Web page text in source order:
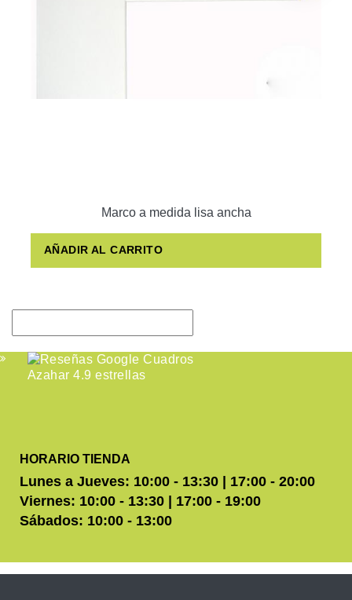
Marco a medida lisa ancha
AÑADIR AL CARRITO
HORARIO TIENDA
Lunes a Jueves: 10:00 - 13:30 | 17:00 - 20:00
Viernes: 10:00 - 13:30 | 17:00 - 19:00
Sábados: 10:00 - 13:00